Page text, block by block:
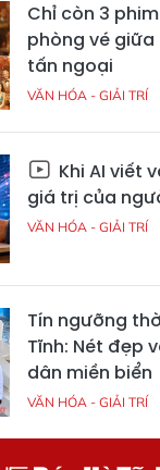
Chỉ còn 3
phòng vé
tấn ngoại
VĂN HÓA - GIẢI TRÍ
Khi AI viết
giá trị của
VĂN HÓA - GIẢI TRÍ
Tín ngưỡng
Tĩnh: Nét đẹp
dân miền biển
VĂN HÓA - GIẢI TRÍ